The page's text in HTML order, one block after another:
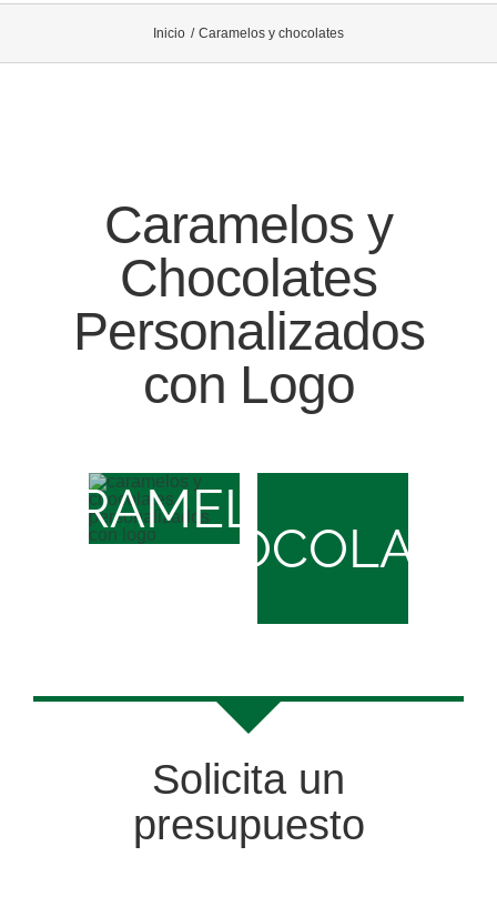
Inicio Caramelos y chocolates
Caramelos y
Chocolates
Personalizados
con Logo
CARAMELOS
Solicita un
presupuesto